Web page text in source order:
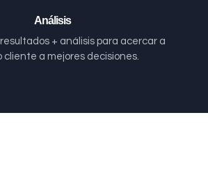
Análisis
+ análisis para acercar a
cliente a mejores decisiones.